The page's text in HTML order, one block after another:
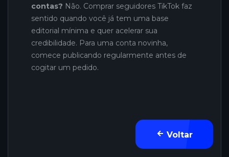
contas? Não. Comprar seguidores TikTok faz
sentido quando você já tem uma base
editorial mínima e quer acelerar sua
credibilidade. Para uma conta novinha,
comece publicando regularmente antes de
cogitar um pedido.
Voltar